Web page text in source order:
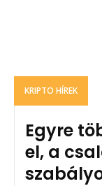
KRIPTO HÍREK
Egyre
el, a